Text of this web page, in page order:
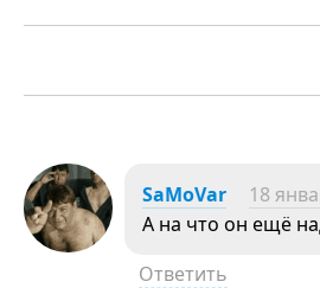
SaMoVar 18
А на что он ещё
Ответить